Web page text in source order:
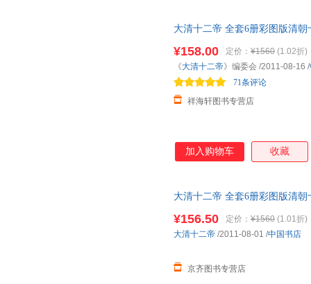
大清十二帝 全套6册彩图版清
损坏 下单即发！！
¥158.00 定价： ¥1560 (1.02折)
祥海轩图书专营店
71条评论
《大清十二帝》编委会 /2011-08-16 /
加入购物车 收藏
大清十二帝 全套6册彩图版清
¥156.50 定价： ¥1560 (1.01折)
京齐图书专营店
大清十二帝 /2011-08-01 /中国书店